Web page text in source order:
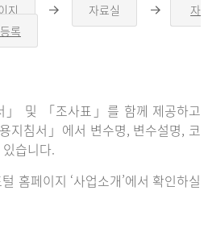
지
른
자료실
른
자
록
」 및 「조사표」를 함께 제공하고
지침서」에서 변수명, 변수설명, 코
습니다.
홈페이지 ‘사업소개’에서 확인하실